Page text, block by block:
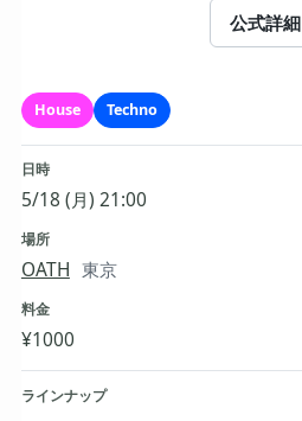
公式詳細
House Techno
日時
5/18 (月) 21:00
場所
OATH 東京
料金
¥1000
ラインナップ